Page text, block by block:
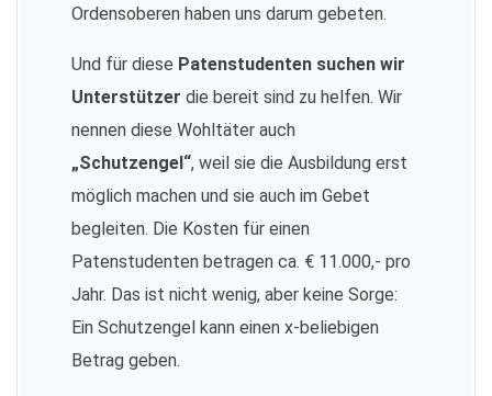
Ordensoberen haben uns darum gebeten.
Und für diese Patenstudenten suchen wir
Unterstützer die bereit sind zu helfen. Wir
nennen diese Wohltäter auch
„Schutzengel“, weil sie die Ausbildung erst
möglich machen und sie auch im Gebet
begleiten. Die Kosten für einen
Patenstudenten betragen ca. € 11.000,- pro
Jahr. Das ist nicht wenig, aber keine Sorge:
Ein Schutzengel kann einen x-beliebigen
Betrag geben.